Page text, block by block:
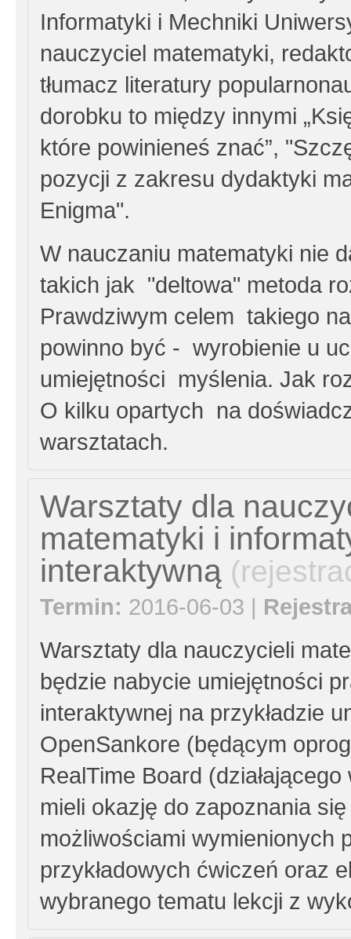
Informatyki i Mechniki
nauczyciel matematyki,
tłumacz literatury
dorobku to między innymi
które powinieneś znać”,
pozycji z zakresu dydaktyki
Enigma".
W nauczaniu matematyki nie
takich jak "deltowa" metoda
Prawdziwym celem takiego
powinno być - wyrobienie u
umiejętności myślenia. Jak
O kilku opartych na
warsztatach.
Warsztaty dla
matematyki i
interaktywną
Termin: 2016-06-03 |
Warsztaty dla nauczycieli
będzie nabycie umiejętności
interaktywnej na przykładzie
OpenSankore (będącym
RealTime Board
mieli okazję do zapoznania
możliwościami wymienionych
przykładowych ćwiczeń oraz
wybranego tematu lekcji z